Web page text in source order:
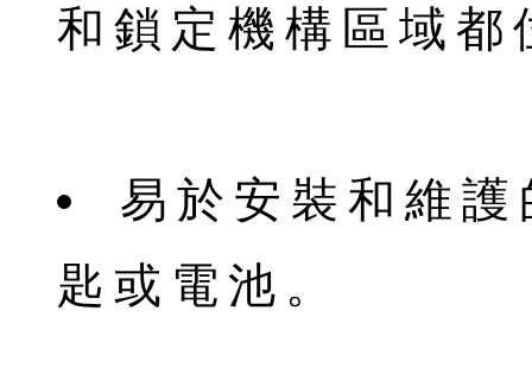
和鎖定機構區域
易於安裝和維
匙或電池。